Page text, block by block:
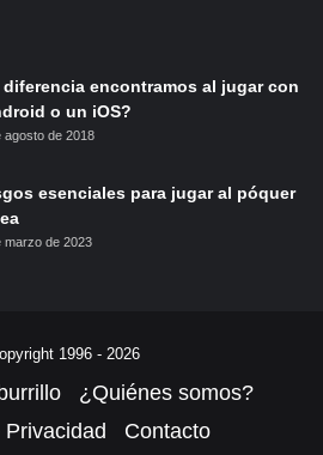
diferencia encontramos al jugar con
o un iOS?
agosto de 2018
esenciales para jugar al póquer
marzo de 2023
1996 - 2026
¿Quiénes somos?
Contacto